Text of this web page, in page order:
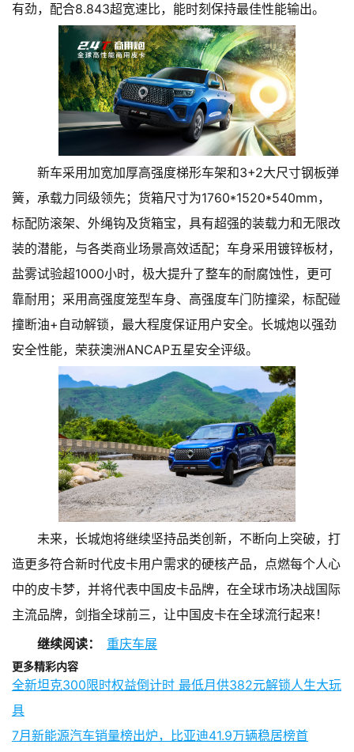
有劲，配合8.843超宽速比，能时刻保持最佳性能输出。
新车采用加宽加厚高强度梯形车架和3+2大尺寸钢板弹
簧，承载力同级领先；货箱尺寸为1760*1520*540mm，
标配防滚架、外绳钩及货箱宝，具有超强的装载力和无限改
装的潜能，与各类商业场景高效适配；车身采用镀锌板材，
盐雾试验超1000小时，极大提升了整车的耐腐蚀性，更可
靠耐用；采用高强度笼型车身、高强度车门防撞梁，标配碰
撞断油+自动解锁，最大程度保证用户安全。长城炮以强劲
安全性能，荣获澳洲ANCAP五星安全评级。
未来，长城炮将继续坚持品类创新，不断向上突破，打
造更多符合新时代皮卡用户需求的硬核产品，点燃每个人心
中的皮卡梦，并将代表中国皮卡品牌，在全球市场决战国际
主流品牌，剑指全球前三，让中国皮卡在全球流行起来！
继续阅读：
重庆车展
更多精彩内容
全新坦克300限时权益倒计时 最低月供382元解锁人生大玩
具
7月新能源汽车销量榜出炉，比亚迪41.9万辆稳居榜首